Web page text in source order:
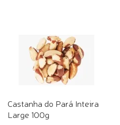
Castanha do Pará Inteira
Large 100g